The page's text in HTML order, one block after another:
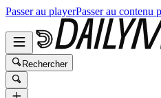
Passer au playerPasser au contenu
Rechercher